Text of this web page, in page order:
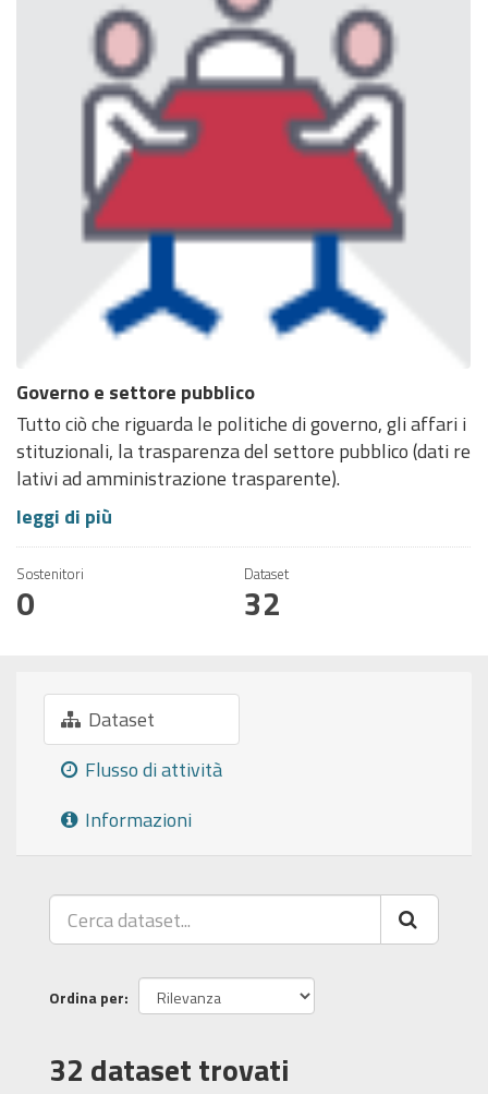
Governo e settore pubblico
Tutto ciò che riguarda le politiche di governo, gli affari i
stituzionali, la trasparenza del settore pubblico (dati re
lativi ad amministrazione trasparente).
leggi di più
Sostenitori
0
Dataset
32
Dataset
Flusso di attività
Informazioni
Ordina per
32 dataset trovati